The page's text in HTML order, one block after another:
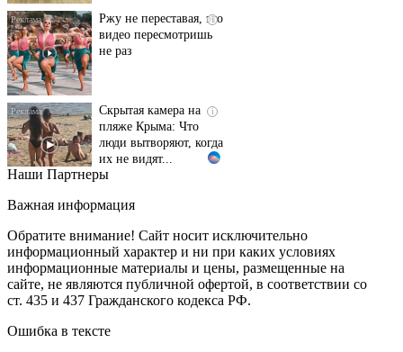
видео пересмотришь
не раз
пляже Крыма: Что
люди вытворяют, когда
их не видят...
Ролик длится
смеяться вы будете
долго
i
Королева вагона
отожгла! Видео не
оставит равнодушным
Наши Партнеры
Важная информация
Обратите внимание! Сайт носит исключительно
информационный характер и ни при каких условиях
информационные материалы и цены, размещенные на
сайте, не являются публичной офертой, в соответствии со
ст. 435 и 437 Гражданского кодекса РФ.
Ошибка в тексте